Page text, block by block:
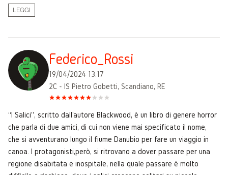
LEGGI
Federico_Rossi
19/04/2024 13:17
2C - IS Pietro Gobetti, Scandiano, RE
“I Salici", scritto dall'autore Blackwood, è un libro di genere horror
che parla di due amici, di cui non viene mai specificato il nome,
che si avventurano lungo il fiume Danubio per fare un viaggio in
canoa. I protagonisti,però, si ritrovano a dover passare per una
regione disabitata e inospitale, nella quale passare è molto